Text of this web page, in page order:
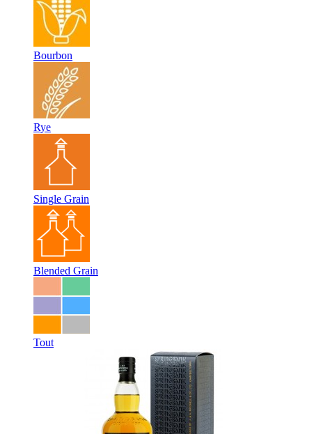
Bourbon
Rye
Single Grain
Blended Grain
Tout